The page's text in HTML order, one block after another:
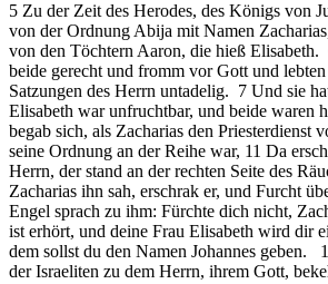
5 Zu der Zeit des Herodes, des Königs von
von der Ordnung Abija mit Namen
von den Töchtern Aaron, die hieß Elisabeth.
beide gerecht und fromm vor Gott und
Satzungen des Herrn untadelig. 7 Und sie
Elisabeth war unfruchtbar, und beide waren
begab sich, als Zacharias den Priesterdienst
seine Ordnung an der Reihe war, 11 Da
Herrn, der stand an der rechten Seite des
Zacharias ihn sah, erschrak er, und Furcht
Engel sprach zu ihm: Fürchte dich nicht,
ist erhört, und deine Frau Elisabeth wird dir
dem sollst du den Namen Johannes geben.
der Israeliten zu dem Herrn, ihrem Gott,